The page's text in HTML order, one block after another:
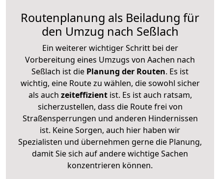
Routenplanung als Beiladung für
den Umzug nach Seßlach
Ein weiterer wichtiger Schritt bei der
Vorbereitung eines Umzugs von Aachen nach
Seßlach ist die Planung der Routen. Es ist
wichtig, eine Route zu wählen, die sowohl sicher
als auch zeiteffizientist. Es ist auch ratsam,
sicherzustellen, dass die Route frei von
Straßensperrungen und anderen Hindernissen
ist. Keine Sorgen, auch hier haben wir
Spezialisten und übernehmen gerne die Planung,
damit Sie sich auf andere wichtige Sachen
konzentrieren können.